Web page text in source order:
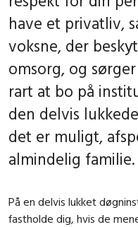
have et privatliv,
voksne, der
omsorg, og
rart at bo på
den delvis
det er muligt,
almindelig familie.
På en delvis lukket
fastholde dig, hvis de